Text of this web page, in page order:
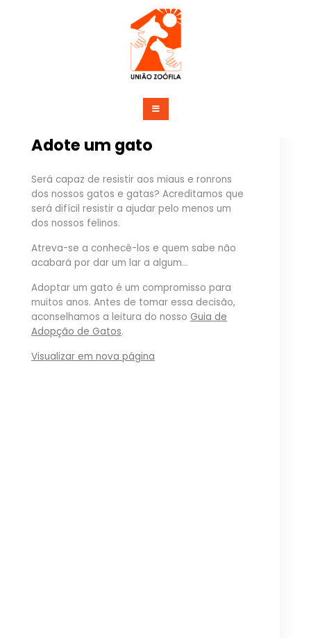
União Zoófila
Adote um gato
Será capaz de resistir aos miaus e ronrons
dos nossos gatos e gatas? Acreditamos que
será difícil resistir a ajudar pelo menos um
dos nossos felinos.
Atreva-se a conhecê-los e quem sabe não
acabará por dar um lar a algum…
Adoptar um gato é um compromisso para
muitos anos. Antes de tomar essa decisão,
aconselhamos a leitura do nosso Guia de
Adopção de Gatos.
Visualizar em nova página